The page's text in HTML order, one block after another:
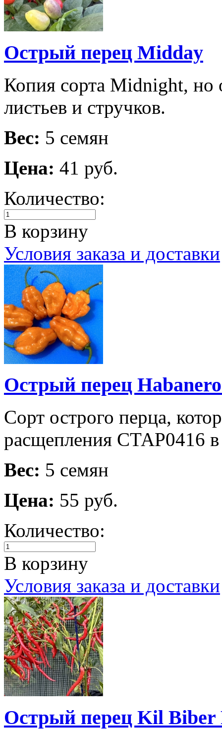
Острый перец Midday
Копия сорта Midnight, но
листьев и стручков.
Вес: 5 семян
Цена: 41 руб.
Количество:
В корзину
Условия заказа и доставки
Острый перец
Сорт острого перца,
расщепления СТАР0416 в
Вес: 5 семян
Цена: 55 руб.
Количество:
В корзину
Условия заказа и доставки
Острый перец Kil Biber